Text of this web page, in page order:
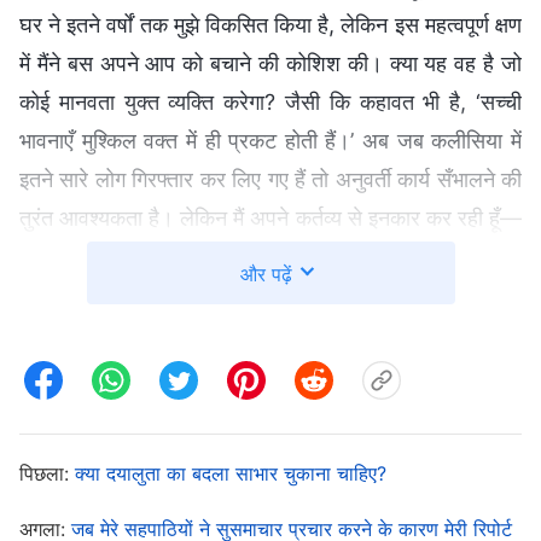
घर ने इतने वर्षों तक मुझे विकसित किया है, लेकिन इस महत्वपूर्ण क्षण
में मैंने बस अपने आप को बचाने की कोशिश की। क्या यह वह है जो
कोई मानवता युक्त व्यक्ति करेगा? जैसी कि कहावत भी है, ‘सच्ची
भावनाएँ मुश्किल वक्त में ही प्रकट होती हैं।’ अब जब कलीसिया में
इतने सारे लोग गिरफ्तार कर लिए गए हैं तो अनुवर्ती कार्य सँभालने की
तुरंत आवश्यकता है। लेकिन मैं अपने कर्तव्य से इनकार कर रही हूँ—
कलीसिया के काम की रक्षा करूँ। प्रार्थना करने के बाद मैं
परमेश्वर का अनुसरण नहीं करते, वे परमेश्वर के किसी भी परीक्षण का
सामना करने में अक्षम हैं। देर-सवेर उन्हें निर्वासित कर दिया जाएगा,
और पढ़ें
पिछला:क्या दयालुता का बदला साभार चुकाना चाहिए?
अगला:जब मेरे सहपाठियों ने सुसमाचार प्रचार करने के कारण मेरी रिपोर्ट